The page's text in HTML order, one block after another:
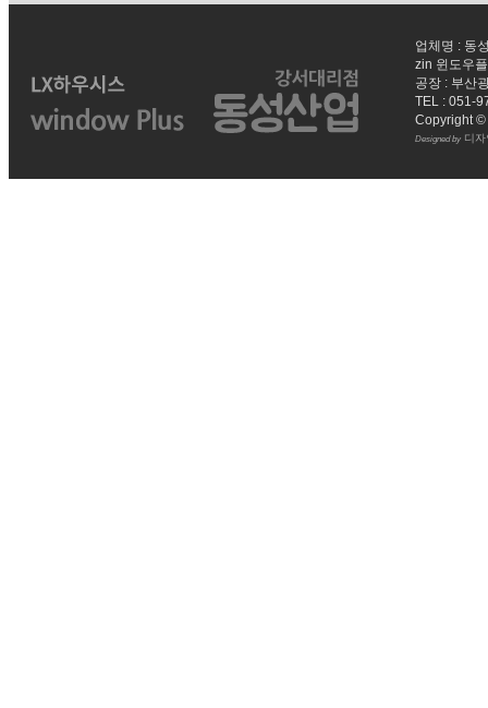
업체명 : 동
zin 윈도우
공장 : 부산
TEL : 051-
Copyright ©
Designed by 디